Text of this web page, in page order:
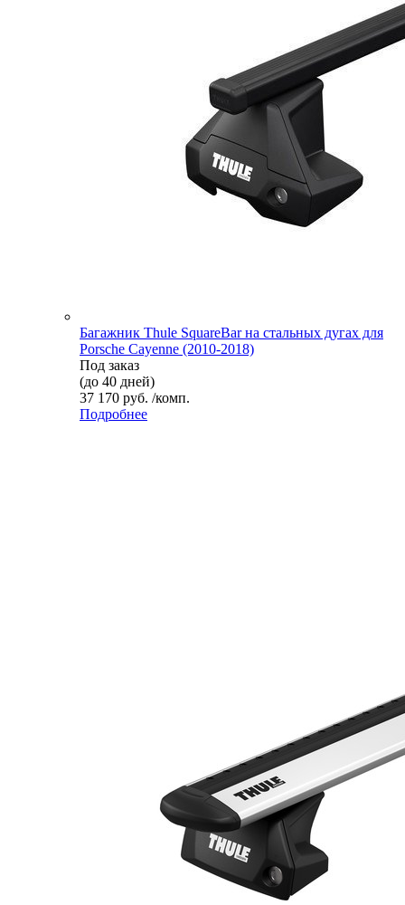
Багажник Thule SquareBar на стальных дугах для
Porsche Cayenne (2010-2018)
Под заказ
(до 40 дней)
37 170 руб. /комп.
Подробнее